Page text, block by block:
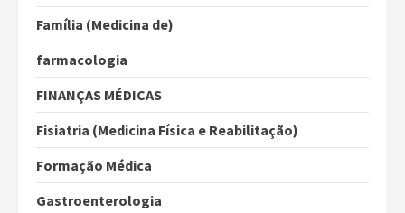
Família (Medicina de)
farmacologia
FINANÇAS MÉDICAS
Fisiatria (Medicina Física e Reabilitação)
Formação Médica
Gastroenterologia